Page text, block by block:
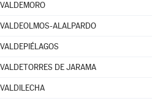
VALDEMORO
VALDEOLMOS-ALALPARDO
VALDEPIÉLAGOS
VALDETORRES DE JARAMA
VALDILECHA